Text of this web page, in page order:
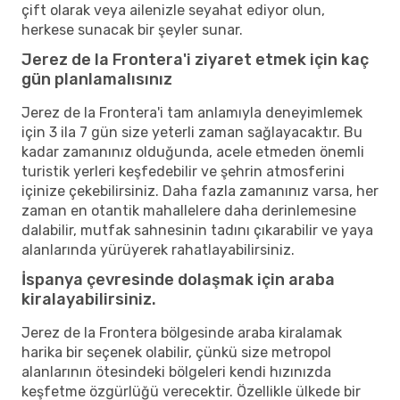
çift olarak veya ailenizle seyahat ediyor olun,
herkese sunacak bir şeyler sunar.
Jerez de la Frontera'i ziyaret etmek için kaç
gün planlamalısınız
Jerez de la Frontera'i tam anlamıyla deneyimlemek
için 3 ila 7 gün size yeterli zaman sağlayacaktır. Bu
kadar zamanınız olduğunda, acele etmeden önemli
turistik yerleri keşfedebilir ve şehrin atmosferini
içinize çekebilirsiniz. Daha fazla zamanınız varsa, her
zaman en otantik mahallelere daha derinlemesine
dalabilir, mutfak sahnesinin tadını çıkarabilir ve yaya
alanlarında yürüyerek rahatlayabilirsiniz.
İspanya çevresinde dolaşmak için araba
kiralayabilirsiniz.
Jerez de la Frontera bölgesinde araba kiralamak
harika bir seçenek olabilir, çünkü size metropol
alanlarının ötesindeki bölgeleri kendi hızınızda
keşfetme özgürlüğü verecektir. Özellikle ülkede bir